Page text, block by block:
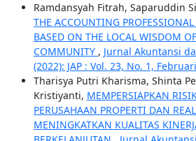
Ramdansyah Fitrah, Saparuddin
THE ACCOUNTING
BASED ON THE LOCAL WISDOM
COMMUNITY , Jurnal Akuntansi
(2022): JAP : Vol. 23, No. 1,
Tharisya Putri Kharisma, Shinta
Kristiyanti, MEMPERSIAPKAN
PERUSAHAAN PROPERTI DAN
MENINGKATKAN KUALITAS